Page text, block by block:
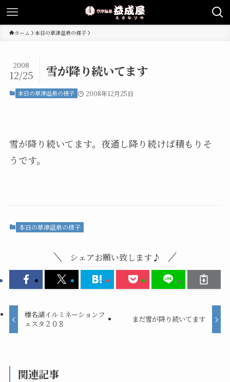
ホーム 本日の草津温泉の様子
雪が降り続いてます
2008
12/25
本日の草津温泉の様子 2008年12月25日
雪が降り続いてます。夜通し降り続けば積もりそ
うです。
本日の草津温泉の様子
シェアお願い致します♪
榛名湖イルミネーションフ
ェスタ２０８
まだ雪が降り続いてます
関連記事